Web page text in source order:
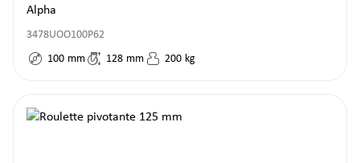
Alpha
3478UOO100P62
100 mm 128 mm 200 kg